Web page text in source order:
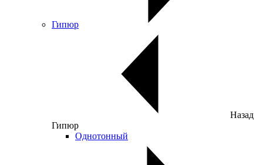
Гипюр
Назад
Гипюр
Однотонный